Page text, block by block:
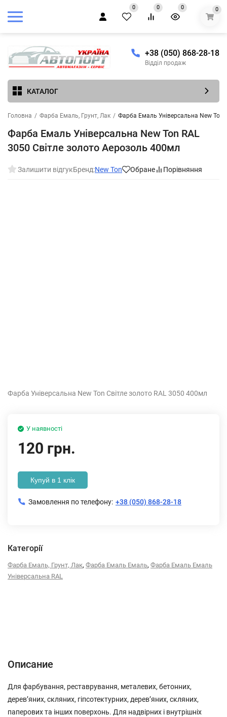
0 0 0 0
+38 (050) 868-28-18
Відділ продаж
КАТАЛОГ
Головна / Фарба Емаль, Грунт, Лак / Фарба Емаль Універсальна New Ton
Фарба Емаль Універсальна New Ton RAL
3050 Світле золото Аерозоль 400мл
Залишити відгукБренд:New Ton Обране Порівняння
Фарба Універсальна New Ton Світле золото RAL 3050 400мл
У наявності
120 грн.
Купуй в 1 клік
Замовлення по телефону: +38 (050) 868-28-18
Категорії
Фарба Емаль, Грунт, Лак, Фарба Емаль Емаль, Фарба Емаль Емаль
Універсальна RAL
Описание
Для фарбування, реставрування, металевих, бетонних,
дерев’яних, скляних, гіпсотектурних, дерев’яних, скляних,
паперових та інших поверхонь. Для надвірних і внутрішніх